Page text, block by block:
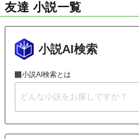
友達 小説一覧
小説AI検索
小説AI検索とは